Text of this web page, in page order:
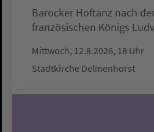
Barocker Hoftanz nach
französischen Königs
Mittwoch, 12.8.2026, 18 Uhr
Stadtkirche Delmenhorst